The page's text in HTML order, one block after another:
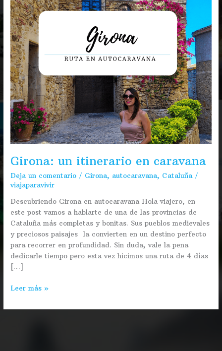
Girona: un itinerario en caravana
Deja un comentario / Girona, autocaravana, Cataluña/
viajaparavivir
Descubriendo Girona en autocaravana Hola viajero, en
este post vamos a hablarte de una de las provincias de
Cataluña más completas y bonitas. Sus pueblos medievales
y preciosos paisajes la convierten en un destino perfecto
para recorrer en profundidad. Sin duda, vale la pena
dedicarle tiempo pero esta vez hicimos una ruta de 4 días
[…]
Leer más »